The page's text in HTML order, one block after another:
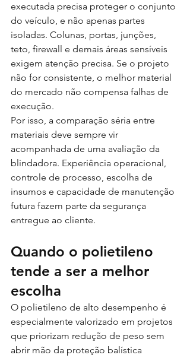
executada precisa proteger o conjunto
do veículo, e não apenas partes
isoladas. Colunas, portas, junções,
teto, firewall e demais áreas sensíveis
exigem atenção precisa. Se o projeto
não for consistente, o melhor material
do mercado não compensa falhas de
execução.
Por isso, a comparação séria entre
materiais deve sempre vir
acompanhada de uma avaliação da
blindadora. Experiência operacional,
controle de processo, escolha de
insumos e capacidade de manutenção
futura fazem parte da segurança
entregue ao cliente.
Quando o polietileno
tende a ser a melhor
escolha
O polietileno de alto desempenho é
especialmente valorizado em projetos
que priorizam redução de peso sem
abrir mão da proteção balística